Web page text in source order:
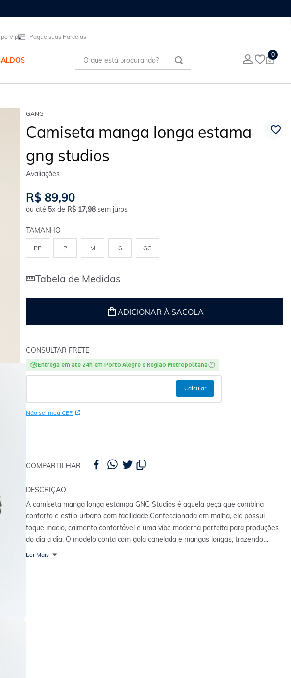
COM FRETE GRÁTIS!
Vip Pague suas Parcelas
O que está procurando? 0
GANG
Camiseta manga longa estama
gng studios
R$ 89,90
ou até 5x de R$ 17,98 sem juros
TAMANHO
PP P M G GG
Tabela de Medidas
ADICIONAR À SACOLA
CONSULTAR FRETE
Entrega em ate 24h em Porto Alegre e Regiao Metropolitana
Não sei meu CEP
COMPARTILHAR
DESCRIÇÃO
A camiseta manga longa estampa GNG Studios é aquela peça que combina
conforto e estilo urbano com facilidade.Confeccionada em malha, ela possui
toque macio, caimento confortável e uma vibe moderna perfeita para produções
do dia a dia. O modelo conta com gola canelada e mangas longas, trazendo
praticidade e versatilidade em diferentes combinações.
Ler Mais